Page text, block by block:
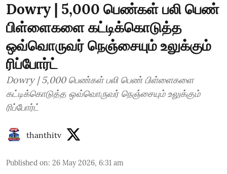
Dowry | 5,000 பெண்கள் பலி பெண்
பிள்ளைகளை கட்டிக்கொடுத்த
ஒவ்வொருவர் நெஞ்சையும் உலுக்கும்
ரிப்போர்ட்
Dowry | 5,000 பெண்கள் பலி பெண் பிள்ளைகளை
கட்டிக்கொடுத்த ஒவ்வொருவர் நெஞ்சையும் உலுக்கும்
ரிப்போர்ட்
thanthitv
Published on: 26 May 2026, 6:31 am